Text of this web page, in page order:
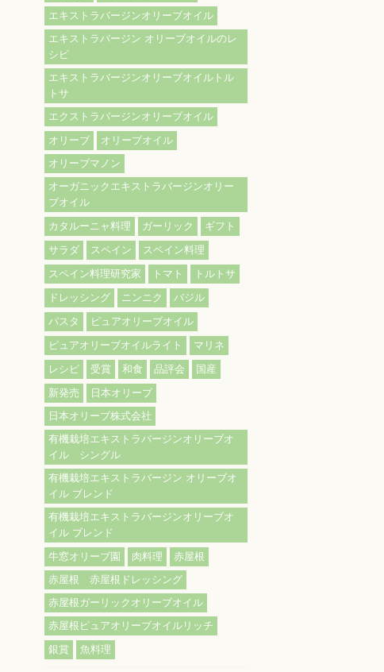
エキストラバージンオリーブオイル
エキストラバージン オリーブオイルのレ
シピ
エキストラバージンオリーブオイルトル
トサ
エクストラバージンオリーブオイル
オリーブ
オリーブオイル
オリーブマノン
オーガニックエキストラバージンオリー
ブオイル
カタルーニャ料理
ガーリック
ギフト
サラダ
スペイン
スペイン料理
スペイン料理研究家
トマト
トルトサ
ドレッシング
ニンニク
バジル
パスタ
ピュアオリーブオイル
ピュアオリーブオイルライト
マリネ
レシピ
受賞 和食 品評会
国産
新発売
日本オリーブ
日本オリーブ株式会社
有機栽培エキストラバージンオリーブオ
イル シングル
有機栽培エキストラバージン オリーブオ
イル ブレンド
有機栽培エキストラバージンオリーブオ
イル ブレンド
牛窓オリーブ園
肉料理
赤屋根
赤屋根 赤屋根ドレッシング
赤屋根ガーリックオリーブオイル
赤屋根ピュアオリーブオイルリッチ
銀賞
魚料理